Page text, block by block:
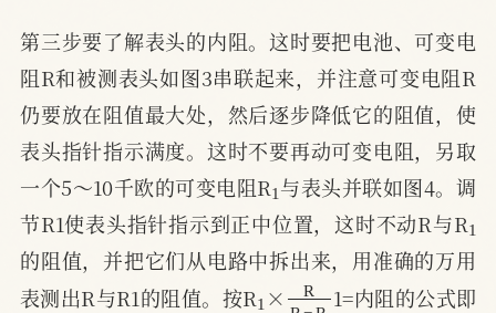
第三步要了解表头的内阻。这时要把电池、可变电
阻R和被测表头如图3串联起来，并注意可变电阻R
仍要放在阻值最大处，然后逐步降低它的阻值，使
表头指针指示满度。这时不要再动可变电阻，另取
一个5～10千欧的可变电阻R1与表头并联如图4。调
节R1使表头指针指示到正中位置，这时不动R与R1
的阻值，并把它们从电路中拆出来，用准确的万用
表测出R与R1的阻值。按R1 × RR−R1=内阻的公式即